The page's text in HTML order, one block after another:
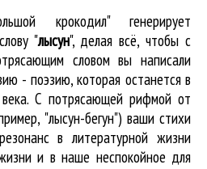
крокодил" генерирует
"лысун", делая всё, чтобы с
словом вы написали
- поэзию, которая останется в
С потрясающей рифмой от
"лысун-бегун") ваши стихи
в литературной жизни
и в наше неспокойное для